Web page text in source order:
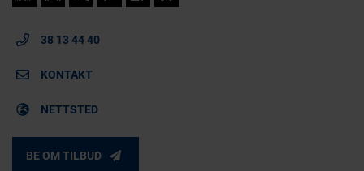
38 13 44 40
KONTAKT
NETTSTED
BE OM TILBUD